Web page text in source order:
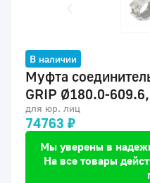
В наличии
Муфта
GRIP Ø180.0-
для юр. лиц
74763 ₽
Мы уверены в
На все товары